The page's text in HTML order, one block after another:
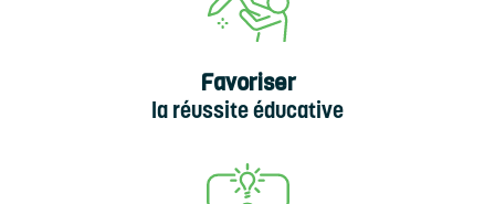
Favoriser
la réussite éducative